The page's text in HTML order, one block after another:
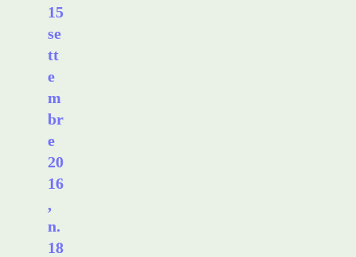
15
se
tt
e
m
br
e
20
16
,
n.
18